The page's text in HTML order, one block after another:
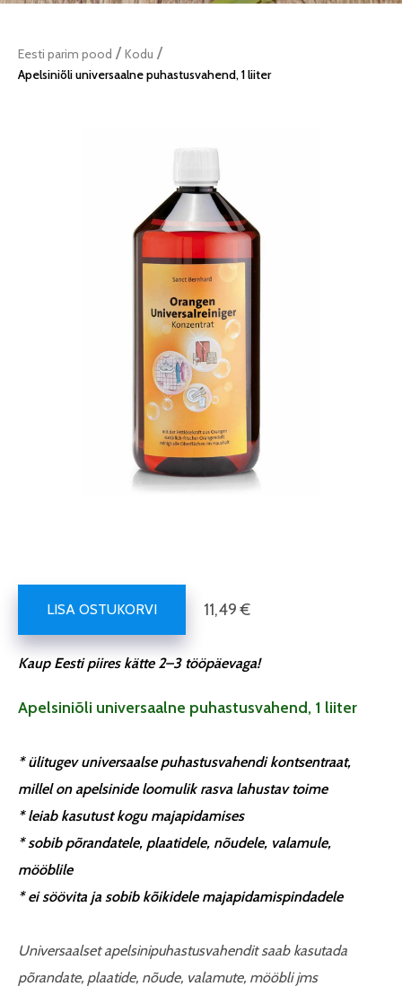
Eesti parim pood / Kodu /
Apelsiniõli universaalne puhastusvahend, 1 liiter
LISA OSTUKORVI 11,49 €
Kaup Eesti piires kätte 2–3 tööpäevaga!
Apelsiniõli universaalne puhastusvahend, 1 liiter
*ülitugev universaalse puhastusvahendi kontsentraat,
millel on apelsinide loomulik rasva lahustav toime
*leiab kasutust kogu majapidamises
*sobib põrandatele, plaatidele, nõudele, valamule,
mööblile
*ei söövita ja sobib kõikidele majapidamispindadele
Universaalsetapelsinipuhastusvahendit saab kasutada
põrandate, plaatide, nõude, valamute, mööbli jms